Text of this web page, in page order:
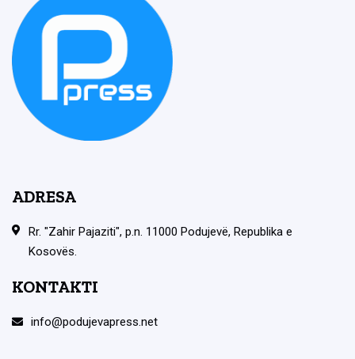
ADRESA
Rr. "Zahir Pajaziti", p.n. 11000 Podujevë, Republika e
Kosovës.
KONTAKTI
info@podujevapress.net